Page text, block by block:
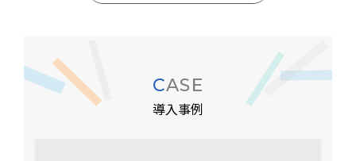
CASE
導入事例